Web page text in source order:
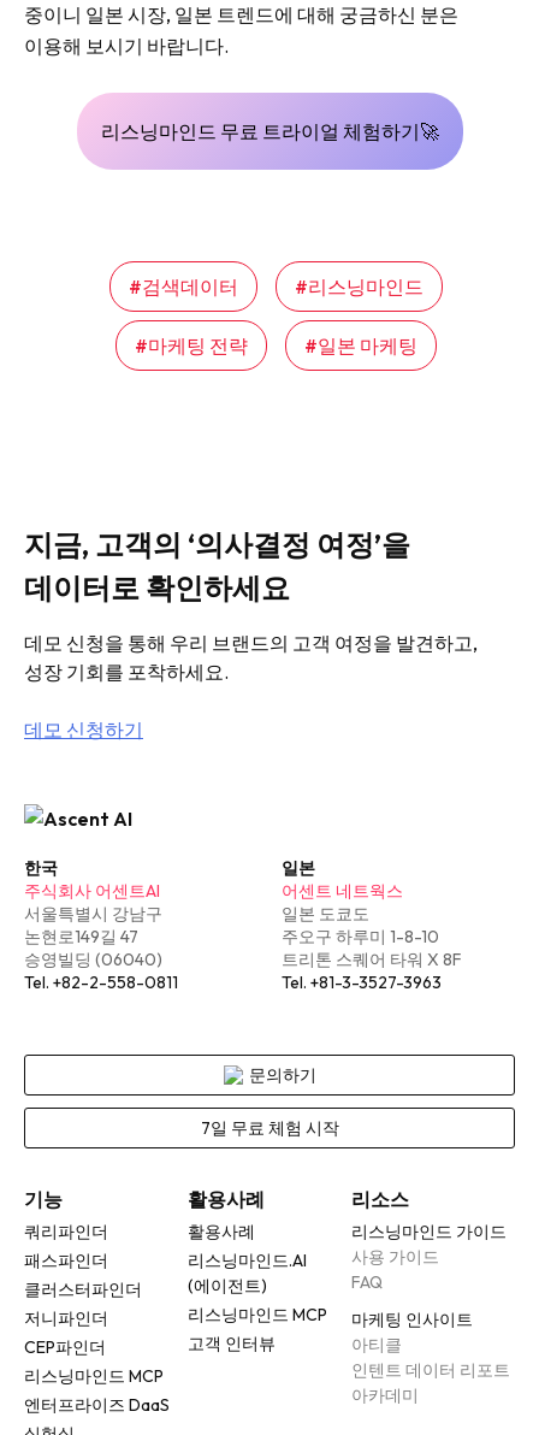
중이니 일본 시장, 일본 트렌드에 대해 궁금하신 분은
이용해 보시기 바랍니다.
리스닝마인드 무료 트라이얼 체험하기🚀
검색데이터 리스닝마인드
마케팅 전략 일본 마케팅
지금, 고객의 ‘의사결정 여정’을
데이터로 확인하세요
데모 신청을 통해 우리 브랜드의 고객 여정을 발견하고,
성장 기회를 포착하세요.
데모 신청하기
한국
주식회사 어센트AI
서울특별시 강남구
논현로149길 47
승영빌딩 (06040)
Tel. +82-2-558-0811
일본
어센트 네트웍스
일본 도쿄도
주오구 하루미 1-8-10
트리톤 스퀘어 타워 X 8F
Tel. +81-3-3527-3963
문의하기
7일 무료 체험 시작
기능
쿼리파인더
패스파인더
클러스터파인더
저니파인더
CEP파인더
리스닝마인드 MCP
엔터프라이즈 DaaS
활용사례
활용사례
리스닝마인드.AI
(에이전트)
리스닝마인드 MCP
고객 인터뷰
리소스
리스닝마인드 가이드
사용 가이드
FAQ
마케팅 인사이트
아티클
인텐트 데이터 리포트
아카데미